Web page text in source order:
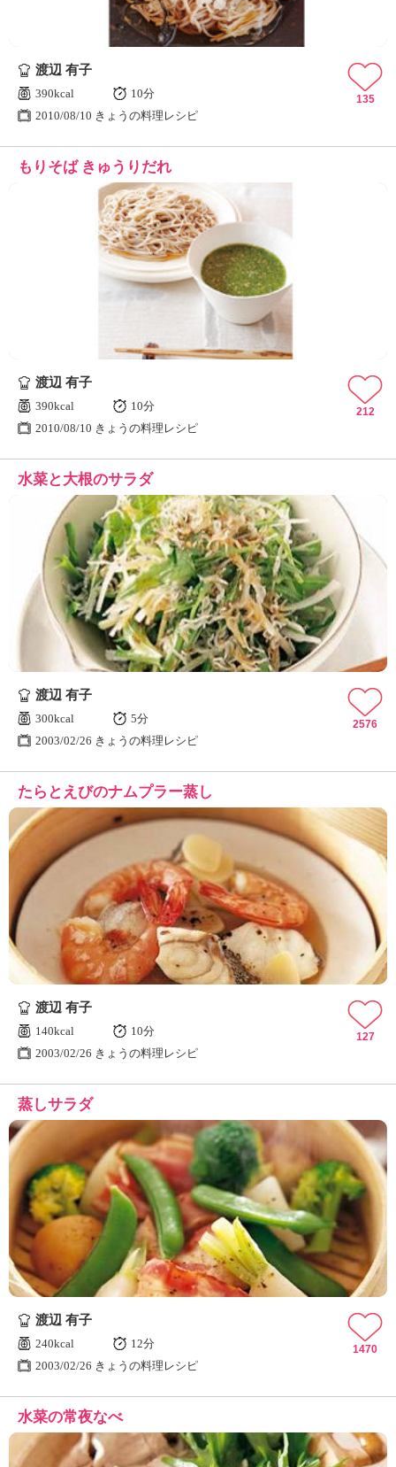
渡辺 有子
390kcal
10分
2010/08/10 きょうの料理レシピ
135
もりそば きゅうりだれ
渡辺 有子
390kcal
10分
2010/08/10 きょうの料理レシピ
212
水菜と大根のサラダ
渡辺 有子
300kcal
5分
2003/02/26 きょうの料理レシピ
2576
たらとえびのナムプラー蒸し
渡辺 有子
140kcal
10分
2003/02/26 きょうの料理レシピ
127
蒸しサラダ
渡辺 有子
240kcal
12分
2003/02/26 きょうの料理レシピ
1470
水菜の常夜なべ